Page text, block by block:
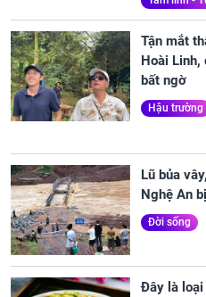
Tận mắt
Hoài Linh,
bất ngờ
Hậu trường
Lũ bủa
Nghệ An
Đời sống
Đây là loại